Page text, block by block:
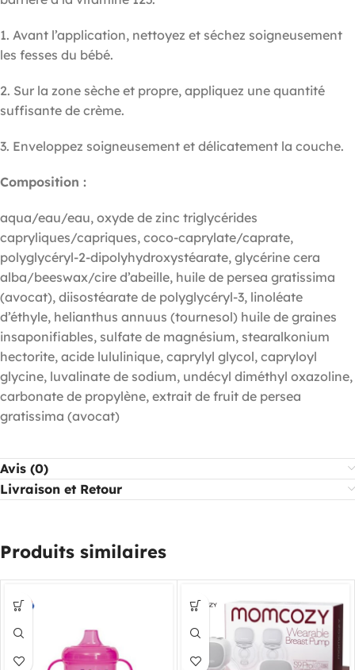
1. Avant l’application, nettoyez et séchez soigneusement
les fesses du bébé.
2. Sur la zone sèche et propre, appliquez une quantité
suffisante de crème.
3. Enveloppez soigneusement et délicatement la couche.
Composition :
aqua/eau/eau, oxyde de zinc triglycérides
capryliques/capriques, coco-caprylate/caprate,
polyglycéryl-2-dipolyhydroxystéarate, glycérine cera
alba/beeswax/cire d’abeille, huile de persea gratissima
(avocat), diisostéarate de polyglycéryl-3, linoléate
d’éthyle, helianthus annuus (tournesol) huile de graines
insaponifiables, sulfate de magnésium, stearalkonium
hectorite, acide lululinique, caprylyl glycol, capryloyl
glycine, luvalinate de sodium, undécyl diméthyl oxazoline,
carbonate de propylène, extrait de fruit de persea
gratissima (avocat)
Avis (0)
Livraison et Retour
Produits similaires